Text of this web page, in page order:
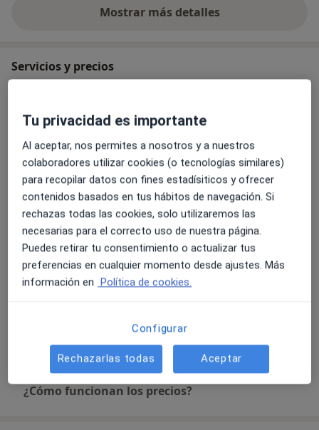
Mostrar más detalles
sobre la experiencia
Servicios y precios
Detalles
Cirugía bariátrica por obesidad mórbida
Detalles
Cita de revisión presencial
130 € Detalles
Primera visita cirugía general
130 € Detalles
Detalles
¿Cómo funcionan los precios?
Tu privacidad es importante
Al aceptar, nos permites a nosotros y a nuestros
colaboradores utilizar cookies (o tecnologías similares)
para recopilar datos con fines estadísiticos y ofrecer
contenidos basados en tus hábitos de navegación. Si
rechazas todas las cookies, solo utilizaremos las
necesarias para el correcto uso de nuestra página.
Puedes retirar tu consentimiento o actualizar tus
preferencias en cualquier momento desde ajustes. Más
información en Política de cookies.
Configurar
Rechazarlas todas Aceptar